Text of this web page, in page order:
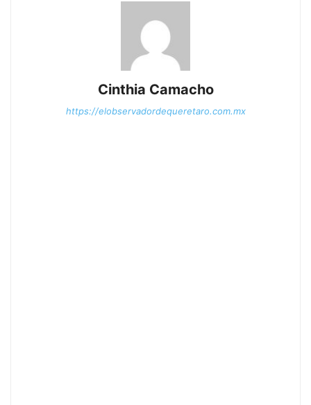
Cinthia Camacho
https://elobservadordequeretaro.com.mx